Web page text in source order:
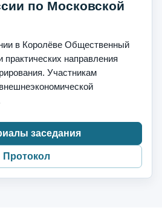
по Московской
в Королёве Общественный
практических направления
Участникам
заседания
Протокол